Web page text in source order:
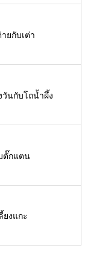
ยกับเต่า
นกับโถน้ำผึ้ง
ตั๊กแตน
ยงแกะ